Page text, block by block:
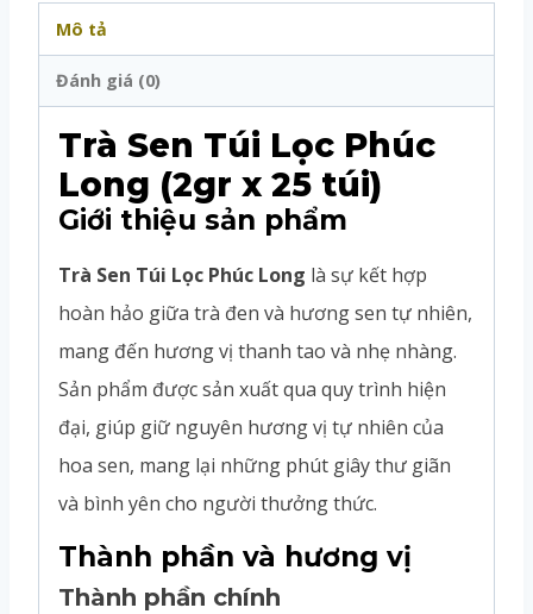
Mô tả
Đánh giá (0)
Trà Sen Túi Lọc Phúc
Long (2gr x 25 túi)
Giới thiệu sản phẩm
Trà Sen Túi Lọc Phúc Long là sự kết hợp
hoàn hảo giữa trà đen và hương sen tự nhiên,
mang đến hương vị thanh tao và nhẹ nhàng.
Sản phẩm được sản xuất qua quy trình hiện
đại, giúp giữ nguyên hương vị tự nhiên của
hoa sen, mang lại những phút giây thư giãn
và bình yên cho người thưởng thức.
Thành phần và hương vị
Thành phần chính